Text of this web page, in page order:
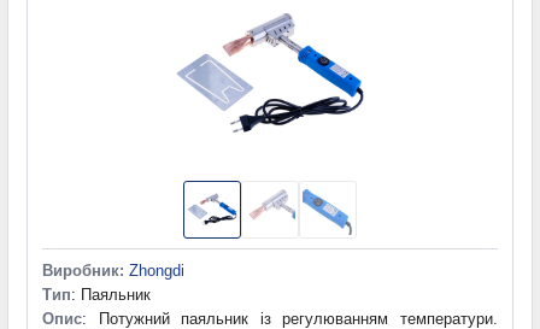
Виробник: Zhongdi
Тип: Паяльник
Опис: Потужний паяльник із регулюванням температури.